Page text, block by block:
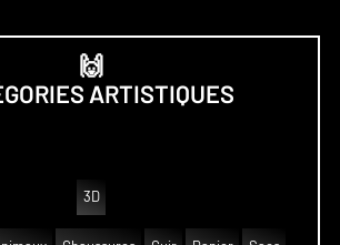
🙌
ARTISTIQUES
3D